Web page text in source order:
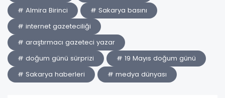
# Almira Birinci
# Sakarya basını
# internet gazeteciliği
# araştırmacı gazeteci yazar
# doğum günü sürprizi
# 19 Mayıs doğum günü
# Sakarya haberleri
# medya dünyası